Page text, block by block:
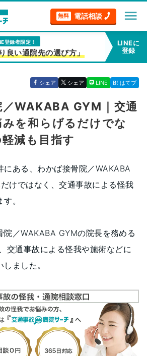
無料 電話相談 menu
登録者限定！
良い通院先の選び方」
LINEに
登録
シェア シェア LINE はてブ
WAKABA GYM｜交通
を和らげるだけでな
減も目指す
にある、わかば接骨院／WAKABA
けではなく、交通事故による怪我
。
院／WAKABA GYMの院長を務める
交通事故による怪我や施術などに
ました。